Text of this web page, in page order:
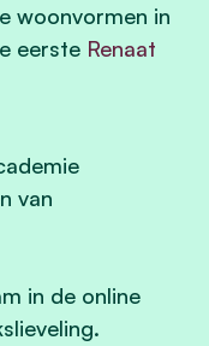
woonvormen in
eerste Renaat
van
in de online